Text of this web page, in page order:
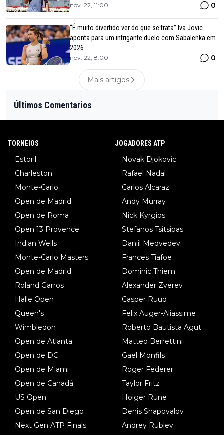
nov. 22, 11:00 0
“É muito divertido ver do que se trata” Iva Jovic
aponta para um intrigante duelo com Sabalenka em
2026
nov. 22, 8:00 0
Mais artigos
Últimos Comentarios
TORNEIOS
Estoril
Charleston
Monte-Carlo
Open de Madrid
Open de Roma
Open 13 Provence
Indian Wells
Monte-Carlo Masters
Open de Madrid
Roland Garros
Halle Open
Queen's
Wimbledon
Open de Atlanta
Open de DC
Open de Miami
Open de Canadá
US Open
Open de San Diego
Next Gen ATP Finals
JOGADORES ATP
Novak Djokovic
Rafael Nadal
Carlos Alcaraz
Andy Murray
Nick Kyrgios
Stefanos Tsitsipas
Daniil Medvedev
Frances Tiafoe
Dominic Thiem
Alexander Zverev
Casper Ruud
Felix Auger-Aliassime
Roberto Bautista Agut
Matteo Berrettini
Gael Monfils
Roger Federer
Taylor Fritz
Holger Rune
Denis Shapovalov
Andrey Rublev